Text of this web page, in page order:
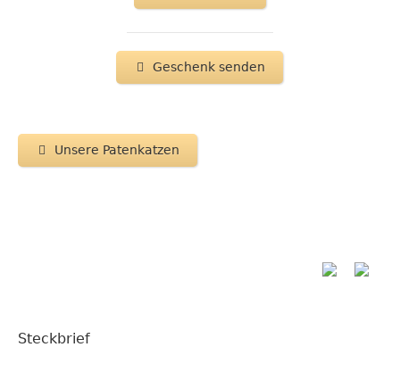
Geschenk senden
Unsere Patenkatzen
Steckbrief